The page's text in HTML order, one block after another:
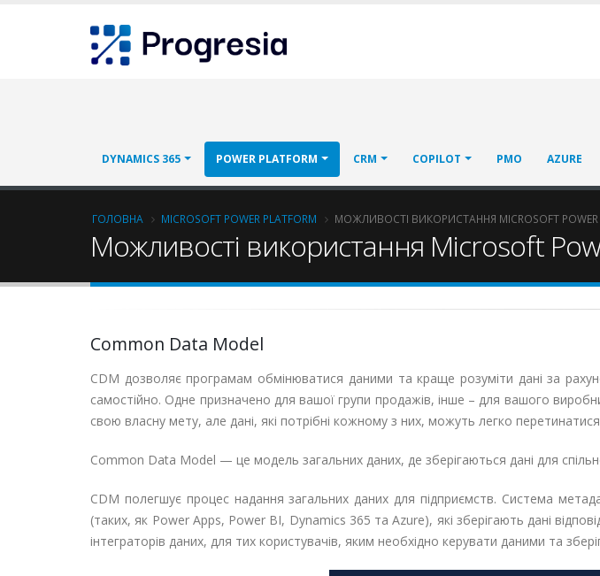
Main
navigation
DYNAMICS 365 POWER PLATFORM CRM COPILOT PMO AZURE
Рядок
навіґації
ГОЛОВНА MICROSOFT POWER PLATFORM МОЖЛИВОСТІ ВИКОРИСТАННЯ MICROSOFT POWER
Можливості використання Microsoft
Common Data Model
CDM дозволяє програмам обмінюватися даними та краще розуміти дані за
самостійно. Одне призначено для вашої групи продажів, інше – для вашого
свою власну мету, але дані, які потрібні кожному з них, можуть легко
Common Data Model — це модель загальних даних, де зберігаються дані для
CDM полегшує процес надання загальних даних для підприємств. Система
(таких, як Power Apps, Power BI, Dynamics 365 та Azure), які зберігають дані
інтеграторів даних, для тих користувачів, яким необхідно керувати даними та